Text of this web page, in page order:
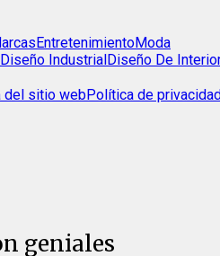
EntretenimientoModa
Diseño IndustrialDiseño De
del sitio webPolítica de
geniales